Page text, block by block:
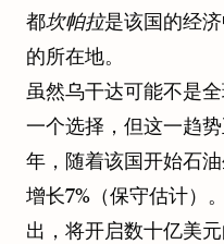
都坎帕拉是该国的经
的所在地。
虽然乌干达可能不是
一个选择，但这一趋
年，随着该国开始石
增长7%（保守估计）
出，将开启数十亿美元